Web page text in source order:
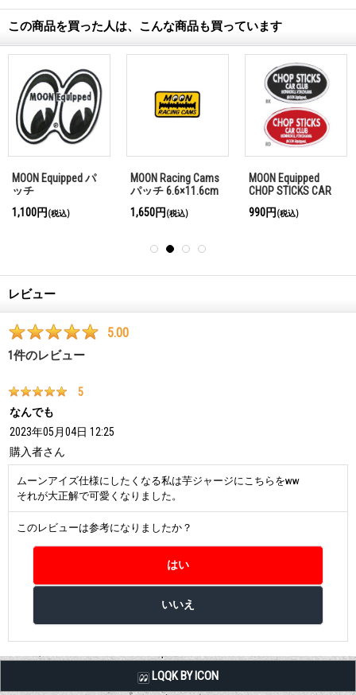
この商品を買った人は、こんな商品も買っています
MOON Equipped パ
ッチ
1,100円 (税込)
MOON Racing Cams
パッチ 6.6×11.6cm
1,650円 (税込)
MOON Equipped
CHOP STICKS CAR
CLUB パッチ
990円 (税込)
レビュー
5.00
1 件のレビュー
5
なんでも
2023年05月04日 12:25
購入者さん
ムーンアイズ仕様にしたくなる私は芋ジャージにこちらをww
それが大正解で可愛くなりました。
このレビューは参考になりましたか？
LQQK BY ICON